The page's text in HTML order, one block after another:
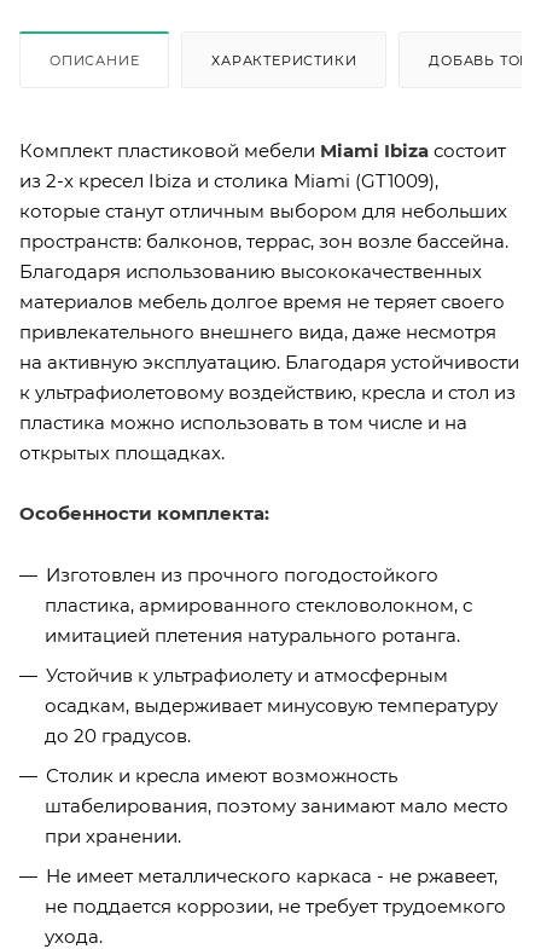
ОПИСАНИЕ ХАРАКТЕРИСТИКИ ДОБАВЬ
Комплект пластиковой мебели Miami Ibiza состоит
из 2-х кресел Ibiza и столика Miami (GT1009),
которые станут отличным выбором для небольших
пространств: балконов, террас, зон возле бассейна.
Благодаря использованию высококачественных
материалов мебель долгое время не теряет своего
привлекательного внешнего вида, даже несмотря
на активную эксплуатацию. Благодаря устойчивости
к ультрафиолетовому воздействию, кресла и стол из
пластика можно использовать в том числе и на
открытых площадках.
Особенности комплекта:
Изготовлен из прочного погодостойкого
пластика, армированного стекловолокном, с
имитацией плетения натурального ротанга.
Устойчив к ультрафиолету и атмосферным
осадкам, выдерживает минусовую температуру
до 20 градусов.
Столик и кресла имеют возможность
штабелирования, поэтому занимают мало место
при хранении.
Не имеет металлического каркаса - не ржавеет,
не поддается коррозии, не требует трудоемкого
ухода.